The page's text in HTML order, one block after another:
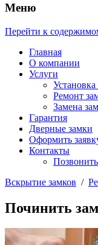
Служба
замков
Меню
Перейти к
Главная
О компании
Услуги
Ремонт
Замена
Гарантия
Дверные замки
Оформить
Контакты
Вскрытие замков /
Починить